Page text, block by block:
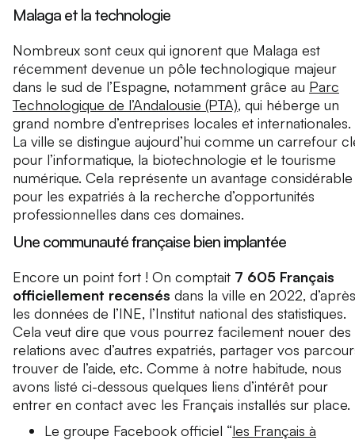
Malaga et la technologie
Nombreux sont ceux qui ignorent que Malaga est
récemment devenue un pôle technologique majeur
dans le sud de l’Espagne, notamment grâce au Parc
Technologique de l’Andalousie (PTA), qui héberge un
grand nombre d’entreprises locales et internationales.
La ville se distingue aujourd’hui comme un carrefour
pour l’informatique, la biotechnologie et le tourisme
numérique. Cela représente un avantage considérable
pour les expatriés à la recherche d’opportunités
professionnelles dans ces domaines.
Une communauté française bien implantée
Encore un point fort ! On comptait 7 605 Français
officiellement recensés dans la ville en 2022, d’après
les données de l’INE, l’Institut national des statistiques.
Cela veut dire que vous pourrez facilement nouer des
relations avec d’autres expatriés, partager vos
trouver de l’aide, etc. Comme à notre habitude, nous
avons listé ci-dessous quelques liens d’intérêt pour
entrer en contact avec les Français installés sur place.
Le groupe Facebook officiel “les Français à